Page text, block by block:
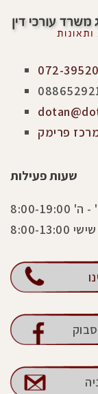
072-
שעות פעילות
19:00
8:00-13:00